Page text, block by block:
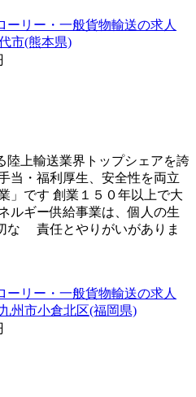
ーリー・一般貨物輸送の求人
市(熊本県)
陸上輸送業界トップシェアを誇
当・福利厚生、安全性を両立
」です 創業１５０年以上で大
ルギー供給事業は、個人の生
な 責任とやりがいがありま
ーリー・一般貨物輸送の求人
州市小倉北区(福岡県)